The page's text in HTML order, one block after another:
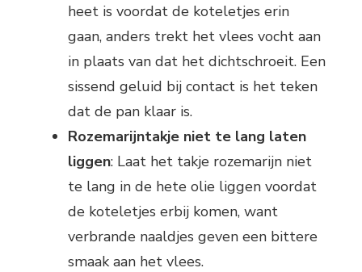
heet is voordat de koteletjes erin
gaan, anders trekt het vlees vocht aan
in plaats van dat het dichtschroeit. Een
sissend geluid bij contact is het teken
dat de pan klaar is.
Rozemarijntakje niet te lang laten
liggen: Laat het takje rozemarijn niet
te lang in de hete olie liggen voordat
de koteletjes erbij komen, want
verbrande naaldjes geven een bittere
smaak aan het vlees.